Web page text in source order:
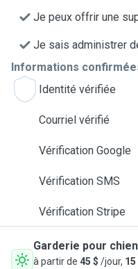
Je peux offrir une
Je sais administrer
Informations
Identité vérifiée
Courriel vérifié
Vérification Google
Vérification SMS
Vérification Stripe
Garderie pour chien
à partir de 45 $ /jour, 15